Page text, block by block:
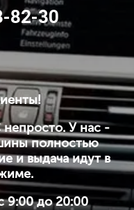
82-30
непросто. У нас -
полностью
и выдача идут в
9:00 до 20:00